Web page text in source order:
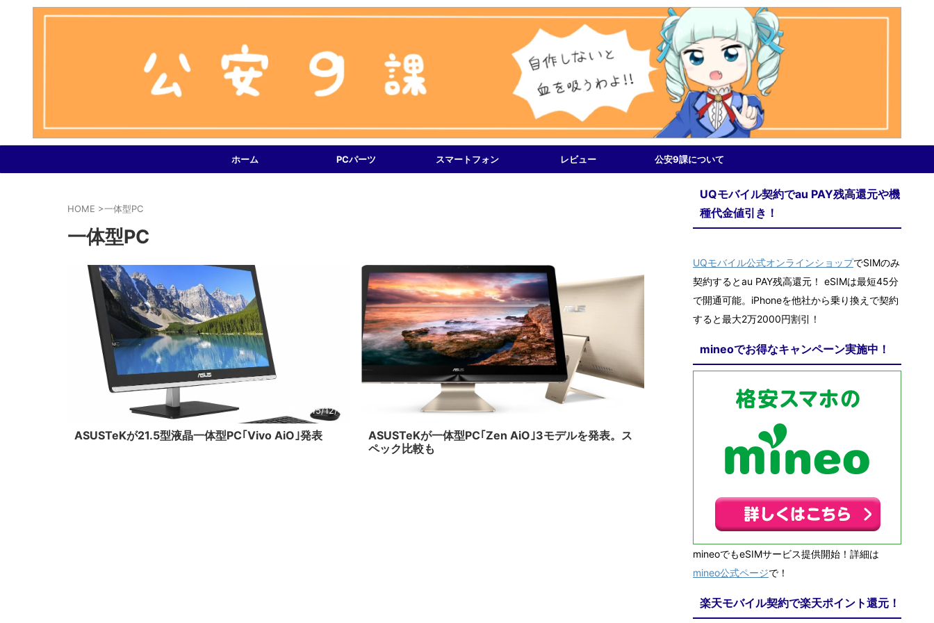
ホーム PCパーツ スマートフォン レビュー 公安9課について
HOME >一体型PC
一体型PC
2015/12/4
ASUSTeKが21.5型液晶一体型PC｢Vivo AiO｣発表
ASUSTeKが一体型PC｢Zen AiO｣3モデルを発表。ス
ペック比較も
UQモバイル契約でau PAY残高還元や機
種代金値引き！
UQモバイル公式オンラインショップでSIMのみ
契約するとau PAY残高還元！ eSIMは最短45分
で開通可能。iPhoneを他社から乗り換えで契約
すると最大2万2000円割引！
mineoでお得なキャンペーン実施中！
mineoでもeSIMサービス提供開始！詳細は
mineo公式ページで！
楽天モバイル契約で楽天ポイント還元！